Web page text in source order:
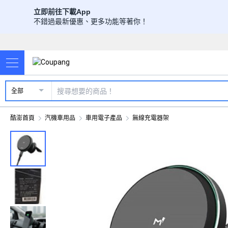
立即前往下載App
不錯過最新優惠、更多功能等著你！
全部
酷澎首頁 汽機車用品 車用電子產品 無線充電器架